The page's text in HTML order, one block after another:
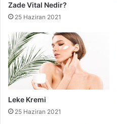
Zade Vital Nedir?
25 Haziran 2021
Leke Kremi
25 Haziran 2021